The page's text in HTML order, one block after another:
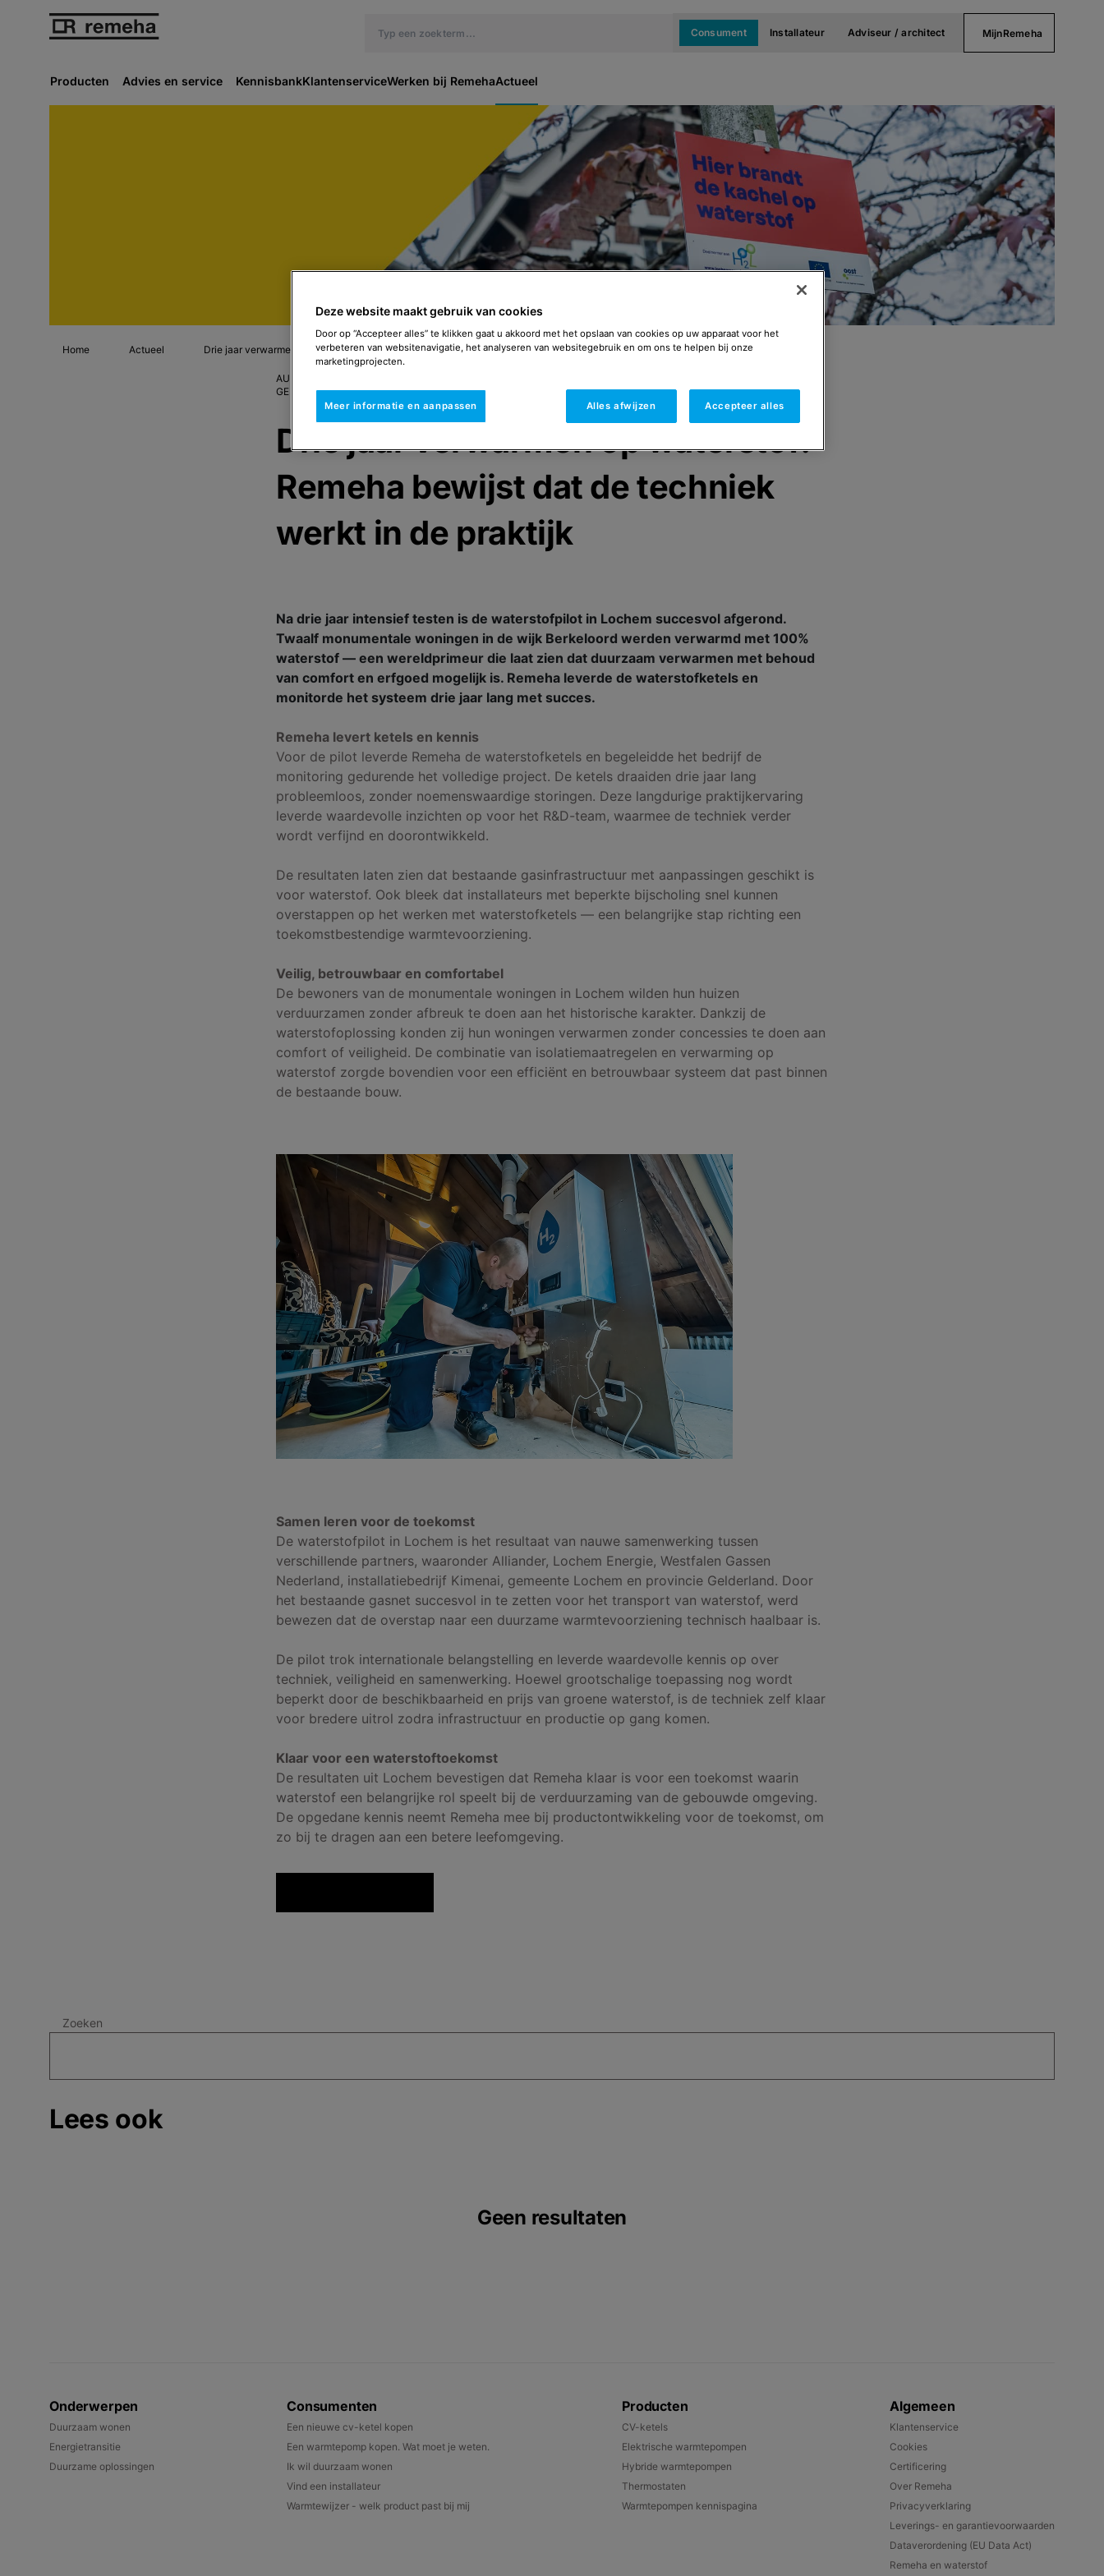
Consument Installateur Adviseur / architect MijnRemeha
Producten Advies en service KennisbankKlantenserviceWerken bij RemehaActueel
Home Actueel Drie jaar verwarmen op waterstof
AUTEUR
GEPUBLICEERD OP:20/10/2025
Drie jaar verwarmen op waterstof:
Remeha bewijst dat de techniek
werkt in de praktijk
Na drie jaar intensief testen is de waterstofpilot in Lochem succesvol afgerond.
Twaalf monumentale woningen in de wijk Berkeloord werden verwarmd met 100%
waterstof — een wereldprimeur die laat zien dat duurzaam verwarmen met behoud
van comfort en erfgoed mogelijk is. Remeha leverde de waterstofketels en
monitorde het systeem drie jaar lang met succes.
Remeha levert ketels en kennis
Voor de pilot leverde Remeha de waterstofketels en begeleidde het bedrijf de
monitoring gedurende het volledige project. De ketels draaiden drie jaar lang
probleemloos, zonder noemenswaardige storingen. Deze langdurige praktijkervaring
leverde waardevolle inzichten op voor het R&D-team, waarmee de techniek verder
wordt verfijnd en doorontwikkeld.
De resultaten laten zien dat bestaande gasinfrastructuur met aanpassingen geschikt is
voor waterstof. Ook bleek dat installateurs met beperkte bijscholing snel kunnen
overstappen op het werken met waterstofketels — een belangrijke stap richting een
toekomstbestendige warmtevoorziening.
Veilig, betrouwbaar en comfortabel
De bewoners van de monumentale woningen in Lochem wilden hun huizen
verduurzamen zonder afbreuk te doen aan het historische karakter. Dankzij de
waterstofoplossing konden zij hun woningen verwarmen zonder concessies te doen aan
comfort of veiligheid. De combinatie van isolatiemaatregelen en verwarming op
waterstof zorgde bovendien voor een efficiënt en betrouwbaar systeem dat past binnen
de bestaande bouw.
Samen leren voor de toekomst
De waterstofpilot in Lochem is het resultaat van nauwe samenwerking tussen
verschillende partners, waaronder Alliander, Lochem Energie, Westfalen Gassen
Nederland, installatiebedrijf Kimenai, gemeente Lochem en provincie Gelderland. Door
het bestaande gasnet succesvol in te zetten voor het transport van waterstof, werd
bewezen dat de overstap naar een duurzame warmtevoorziening technisch haalbaar is.
De pilot trok internationale belangstelling en leverde waardevolle kennis op over
techniek, veiligheid en samenwerking. Hoewel grootschalige toepassing nog wordt
beperkt door de beschikbaarheid en prijs van groene waterstof, is de techniek zelf klaar
voor bredere uitrol zodra infrastructuur en productie op gang komen.
Klaar voor een waterstoftoekomst
De resultaten uit Lochem bevestigen dat Remeha klaar is voor een toekomst waarin
waterstof een belangrijke rol speelt bij de verduurzaming van de gebouwde omgeving.
De opgedane kennis neemt Remeha mee bij productontwikkeling voor de toekomst, om
zo bij te dragen aan een betere leefomgeving.
Zoeken
Lees ook
Geen resultaten
Onderwerpen
Duurzaam wonen
Energietransitie
Duurzame oplossingen
Consumenten
Een nieuwe cv-ketel kopen
Een warmtepomp kopen. Wat moet je weten.
Ik wil duurzaam wonen
Vind een installateur
Warmtewijzer - welk product past bij mij
Producten
CV-ketels
Elektrische warmtepompen
Hybride warmtepompen
Thermostaten
Warmtepompen kennispagina
Algemeen
Klantenservice
Cookies
Certificering
Over Remeha
Privacyverklaring
Leverings- en garantievoorwaarden
Dataverordening (EU Data Act)
Remeha en waterstof
Deze website maakt gebruik van cookies
Door op “Accepteer alles” te klikken gaat u akkoord met het opslaan van cookies op uw apparaat voor het
verbeteren van websitenavigatie, het analyseren van websitegebruik en om ons te helpen bij onze
marketingprojecten.
Meer informatie en aanpassen Alles afwijzen Accepteer alles